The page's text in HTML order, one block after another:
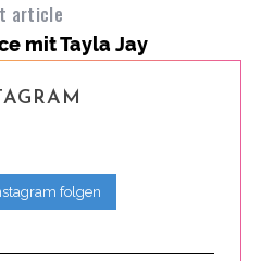
article
mit Tayla Jay
folgen